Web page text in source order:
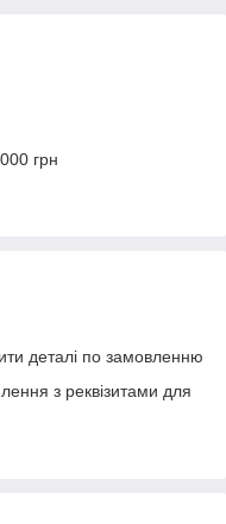
грн
деталі по замовленню
з реквізитами для